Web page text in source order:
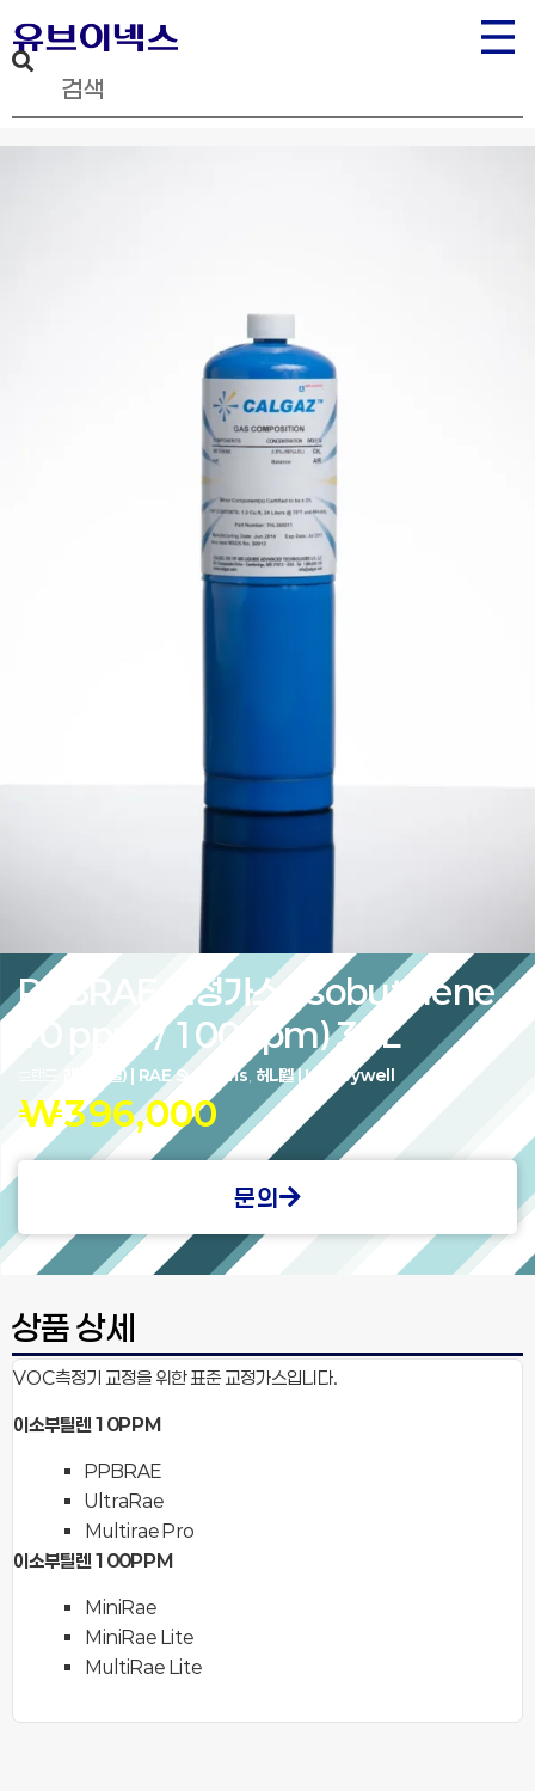
PPBRAE 교정가스 (Isobutylene
10 ppm / 100ppm) 34L
래(허니웰) | RAE Systems, 허니웰 | Honeywell
₩396,000
문의
상품 상세
VOC측정기 교정을 위한 표준 교정가스입니다.
이소부틸렌 10PPM
PPBRAE
UltraRae
Multirae Pro
이소부틸렌 100PPM
MiniRae
MiniRae Lite
MultiRae Lite